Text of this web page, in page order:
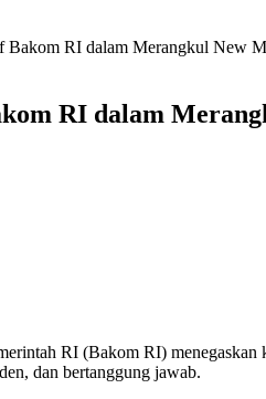
Bakom RI dalam Merangkul New
RI dalam
RI (Bakom RI)
dan bertanggung jawab.